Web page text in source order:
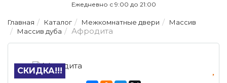
Ежедневно с 9:00 до 21:00
Главная Каталог Межкомнатные двери
Массив
Массив дуба
Афродита
СКИДКА!!!